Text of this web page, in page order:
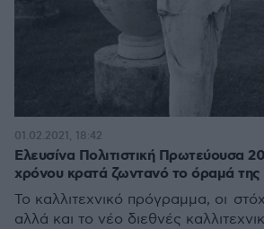
Ελευσίνα Πολιτιστική Πρωτεύουσα
χρόνου κρατά ζωντανό το όραμά της
Το καλλιτεχνικό πρόγραμμα, οι
αλλά και το νέο διεθνές
01.02.2021, 18:42